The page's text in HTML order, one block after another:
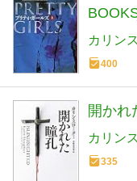
カリン
400
開かれ
カリン
335